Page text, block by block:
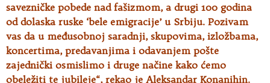
savezničke pobede nad fašizmom, a drugi 100 godina
od dolaska ruske ‘bele emigracije’ u Srbiju. Pozivam
vas da u međusobnoj saradnji, skupovima, izložbama,
koncertima, predavanjima i odavanjem pošte
zajednički osmislimo i druge načine kako ćemo
obeležiti te jubileje“, rekao je Aleksandar Konanihin.